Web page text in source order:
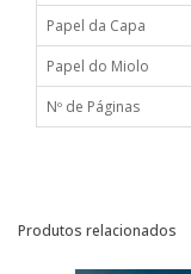
Papel da Capa
Papel do Miolo
Nº de Páginas
Produtos relacionados